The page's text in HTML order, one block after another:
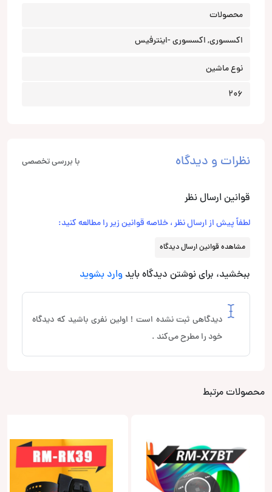
محصولات
اکسسوری, اکسسوری -اینترفیس
نوع ماشین
206
نظرات و دیدگاه با بررسی تخصصی
قوانین ارسال نظر
لطفاً پیش از ارسال نظر ، خلاصه قوانین زیر را مطالعه کنید:
مشاهده قوانین ارسال دیدگاه
ببخشید، برای نوشتن دیدگاه باید وارد بشوید
دیدگاهی ثبت نشده است ! اولین نفری باشید که دیدگاه
خود را مطرح می‌کند .
محصولات مرتبط